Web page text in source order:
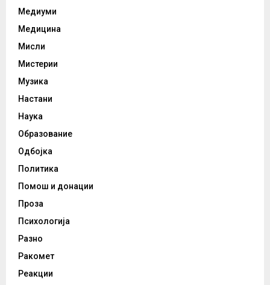
Медиуми
Медицина
Мисли
Мистерии
Музика
Настани
Наука
Образование
Одбојка
Политика
Помош и донации
Проза
Психологија
Разно
Ракомет
Реакции